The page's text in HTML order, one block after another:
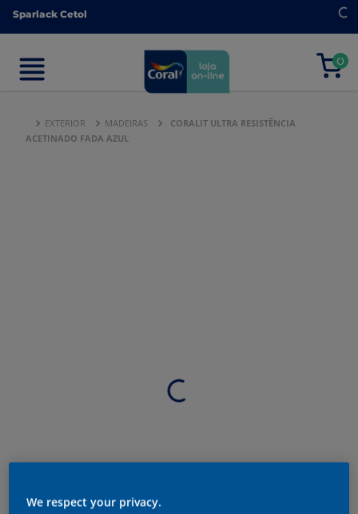
Sparlack Cetol
0
Sparlack Cetol
0
EXTERIOR MADEIRAS
CORALIT ULTRA RESISTÊNCIA
ACETINADO FADA AZUL
We respect your privacy.